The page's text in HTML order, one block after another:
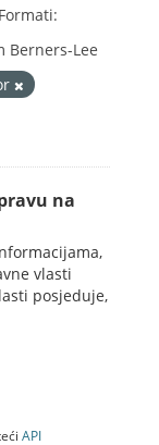
Formati:
Berners-Lee
na
vlasti
posjeduje,
API